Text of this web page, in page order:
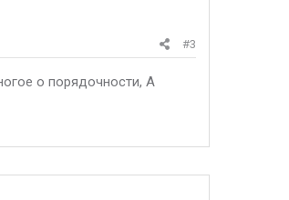
#3
о порядочности, А